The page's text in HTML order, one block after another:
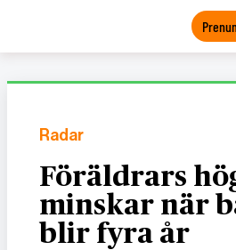
Radar
Föräldrars
minskar när
blir fyra år